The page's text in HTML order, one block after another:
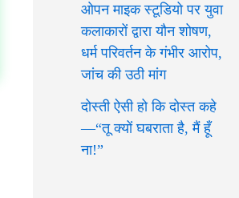
ओपन माइक स्टूडियो पर युवा
कलाकारों द्वारा यौन शोषण,
धर्म परिवर्तन के गंभीर आरोप,
जांच की उठी मांग
दोस्ती ऐसी हो कि दोस्त कहे
—“तू क्यों घबराता है, मैं हूँ
ना!”